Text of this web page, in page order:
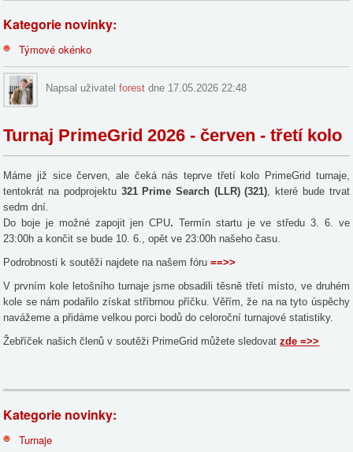
Kategorie novinky:
Týmové okénko
Napsal uživatelforest dne 17.05.2026 22:48
Turnaj PrimeGrid 2026 - červen - třetí kolo
Máme již sice červen, ale čeká nás teprve třetí kolo PrimeGrid turnaje,
tentokrát na podprojektu 321 Prime Search (LLR) (321) , které bude trvat
sedm dní.
Do boje je možné zapojit jen CPU.Termín startu je ve středu 3. 6. ve
23:00h a končit se bude 10. 6., opět ve 23:00h našeho času.
Podrobnosti k soutěži najdete na našem fóru==>>
V prvním kole letošního turnaje jsme obsadili těsně třetí místo, ve druhém
kole se nám podařilo získat stříbrnou příčku. Věřím, že na na tyto úspěchy
navážeme a přidáme velkou porci bodů do celoroční turnajové statistiky.
Žebříček našich členů v soutěži PrimeGrid můžete sledovatzde =>>
Kategorie novinky:
Turnaje